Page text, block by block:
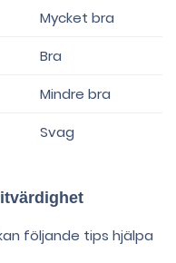
Mycket bra
Bra
Mindre bra
Svag
följande tips hjälpa